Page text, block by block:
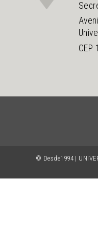
© Desde1994 |
CEP